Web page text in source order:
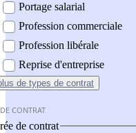
Portage salarial
Profession commerciale
Profession libérale
Reprise d'entreprise
de types de contrat
CONTRAT
de contrat